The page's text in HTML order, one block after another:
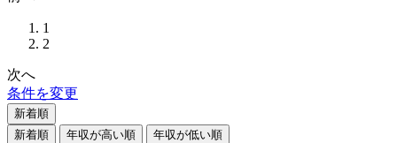
1
2
次へ
条件を変更
新着順
新着順
年収が高い順 年収が低い順